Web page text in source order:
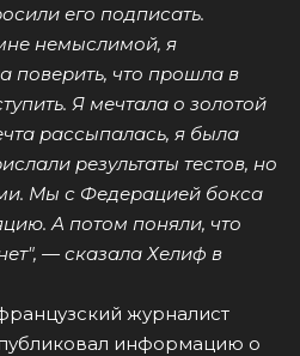
его подписать.
немыслимой, я
поверить, что прошла в
Я мечтала о золотой
рассыпалась, я была
результаты тестов, но
Мы с Федерацией бокса
А потом поняли, что
— сказала Хелиф в
журналист
информацию о